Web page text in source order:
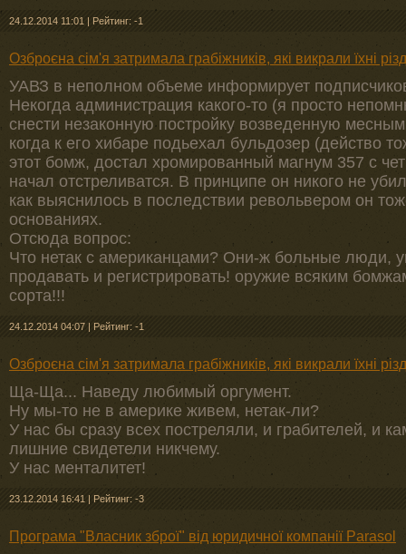
24.12.2014 11:01 | Рейтинг: -1
Озброєна сім'я затримала грабіжників, які викрали їхні
УАВЗ в неполном объеме информирует
Некогда администрация какого-то (я просто
снести незаконную постройку возведенную
когда к его хибаре подьехал бульдозер (действо
этот бомж, достал хромированный магнум 357 с
начал отстреливатся. В принципе он никого не
как выяснилось в последствии револьвером он
основаниях.
Отсюда вопрос:
Что нетак с американцами? Они-ж больные люди,
продавать и регистрировать! оружие всяким
сорта!!!
24.12.2014 04:07 | Рейтинг: -1
Озброєна сім'я затримала грабіжників, які викрали їхні
Ща-Ща... Наведу любимый оргумент.
Ну мы-то не в америке живем, нетак-ли?
У нас бы сразу всех постреляли, и грабителей, и
лишние свидетели никчему.
У нас менталитет!
23.12.2014 16:41 | Рейтинг: -3
Програма "Власник зброї" від юридичної компанії Parasol